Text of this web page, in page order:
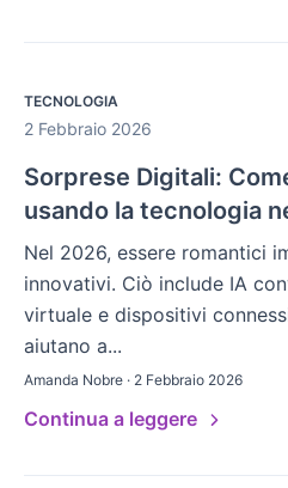
TECNOLOGIA
2 Febbraio 2026
Sorprese Digitali:
usando la tecnologia
Nel 2026, essere romantici
innovativi. Ciò include IA
virtuale e dispositivi
aiutano a...
Amanda Nobre · 2 Febbraio 2026
Continua a leggere